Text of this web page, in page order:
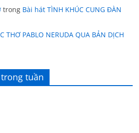
trong Bài hát TÌNH KHÚC CUNG ĐÀN
THƠ PABLO NERUDA QUA BẢN DỊCH
tuần